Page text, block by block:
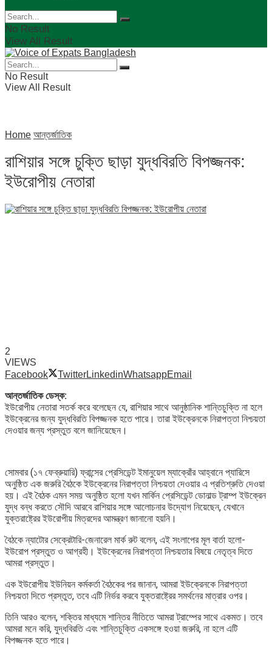
No Result
View All Result
No Result
View All Result
Home আন্তর্জাতিক
রাশিয়ার সঙ্গে চুক্তি ছাড়া যুদ্ধবিরতি বিপজ্জনক:
ইউরোপীয় নেতারা
2
VIEWS
Facebook
TwitterLinkedinWhatsappEmail
আন্তর্জাতিক ডেস্ক:
ইউরোপীয় নেতারা সতর্ক করে বলেছেন যে, রাশিয়ার সাথে আনুষ্ঠানিক শান্তিচুক্তি না হলে
ইউক্রেনের জন্য যুদ্ধবিরতি বিপজ্জনক হতে পারে। তারা ইউক্রেনকে নিরাপত্তা নিশ্চয়তা
দেওয়ার জন্য প্রস্তুত বলে জানিয়েছেন।
সোমবার (১৭ ফেব্রুয়ারি) ফ্রান্সের প্রেসিডেন্ট ইমানুয়েল ম্যাক্রোঁর আহ্বানে প্যারিসে
অনুষ্ঠিত এক জরুরি বৈঠকে ইউক্রেনের নিরাপত্তা নিশ্চয়তা দেওয়ার এ প্রতিশ্রুতি দেওয়া
হয়। এই বৈঠক এমন সময় অনুষ্ঠিত হলো যখন মার্কিন প্রেসিডেন্ট ডোনাল্ড ট্রাম্প ইউক্রেন
যুদ্ধ বন্ধ করতে সৌদি আরবে রাশিয়ার সঙ্গে আলোচনার উদ্যোগ নিয়েছেন, যেখানে
যুক্তরাষ্ট্রের ইউরোপীয় মিত্রদের আমন্ত্রণ জানানো হয়নি।
বৈঠকে ন্যাটোর সেক্রেটারি-জেনারেল মার্ক রুট বলেন, এই সংলাপের মূল বার্তা হলো-
ইউরোপ প্রস্তুত ও আগ্রহী। ইউক্রেনের নিরাপত্তা নিশ্চয়তার বিষয়ে নেতৃত্ব দিতে
আমরা প্রস্তুত।
এক ইউরোপীয় ইউনিয়ন কর্মকর্তা বৈঠকের পর জানান, আমরা ইউক্রেনকে নিরাপত্তা
নিশ্চয়তা দিতে প্রস্তুত, তবে এটি নির্ভর করবে যুক্তরাষ্ট্রের সমর্থনের মাত্রার ওপর।
তিনি আরও বলেন, শক্তির মাধ্যমে শান্তির নীতিতে আমরা ট্রাম্পের সাথে একমত। তবে
আমরা মনে করি, যুদ্ধবিরতি এবং শান্তিচুক্তি একসঙ্গে হওয়া জরুরি, না হলে এটি
বিপজ্জনক হতে পারে।